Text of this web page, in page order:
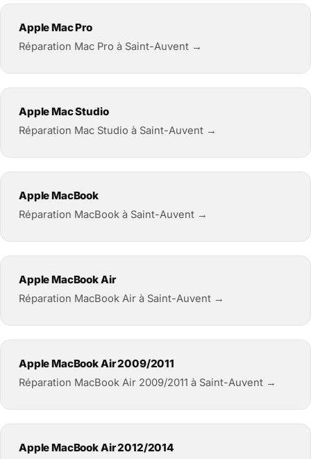
Apple Mac Pro
Réparation Mac Pro à Saint-Auvent →
Apple Mac Studio
Réparation Mac Studio à Saint-Auvent →
Apple MacBook
Réparation MacBook à Saint-Auvent →
Apple MacBook Air
Réparation MacBook Air à Saint-Auvent →
Apple MacBook Air 2009/2011
Réparation MacBook Air 2009/2011 à Saint-Auvent →
Apple MacBook Air 2012/2014